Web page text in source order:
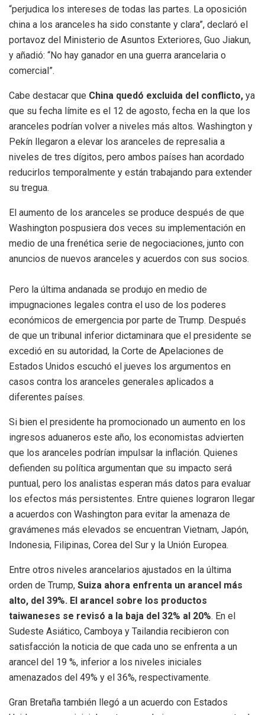
“perjudica los intereses de todas las partes. La oposición
china a los aranceles ha sido constante y clara”, declaró el
portavoz del Ministerio de Asuntos Exteriores, Guo Jiakun,
y añadió: “No hay ganador en una guerra arancelaria o
comercial”.
Cabe destacar que China quedó excluida del conflicto, ya
que su fecha límite es el 12 de agosto, fecha en la que los
aranceles podrían volver a niveles más altos. Washington y
Pekín llegaron a elevar los aranceles de represalia a
niveles de tres dígitos, pero ambos países han acordado
reducirlos temporalmente y están trabajando para extender
su tregua.
El aumento de los aranceles se produce después de que
Washington pospusiera dos veces su implementación en
medio de una frenética serie de negociaciones, junto con
anuncios de nuevos aranceles y acuerdos con sus socios.
Pero la última andanada se produjo en medio de
impugnaciones legales contra el uso de los poderes
económicos de emergencia por parte de Trump. Después
de que un tribunal inferior dictaminara que el presidente se
excedió en su autoridad, la Corte de Apelaciones de
Estados Unidos escuchó el jueves los argumentos en
casos contra los aranceles generales aplicados a
diferentes países.
Si bien el presidente ha promocionado un aumento en los
ingresos aduaneros este año, los economistas advierten
que los aranceles podrían impulsar la inflación. Quienes
defienden su política argumentan que su impacto será
puntual, pero los analistas esperan más datos para evaluar
los efectos más persistentes. Entre quienes lograron llegar
a acuerdos con Washington para evitar la amenaza de
gravámenes más elevados se encuentran Vietnam, Japón,
Indonesia, Filipinas, Corea del Sur y la Unión Europea.
Entre otros niveles arancelarios ajustados en la última
orden de Trump, Suiza ahora enfrenta un arancel más
alto, del 39%. El arancel sobre los productos
taiwaneses se revisó a la baja del 32% al 20%. En el
Sudeste Asiático, Camboya y Tailandia recibieron con
satisfacción la noticia de que cada uno se enfrenta a un
arancel del 19 %, inferior a los niveles iniciales
amenazados del 49% y el 36%, respectivamente.
Gran Bretaña también llegó a un acuerdo con Estados